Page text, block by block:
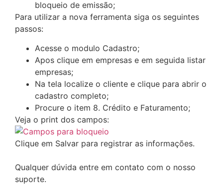
bloqueio de emissão;
Para utilizar a nova ferramenta siga os seguintes
passos:
Acesse o modulo Cadastro;
Apos clique em empresas e em seguida listar
empresas;
Na tela localize o cliente e clique para abrir o
cadastro completo;
Procure o item 8. Crédito e Faturamento;
Veja o print dos campos:
Clique em Salvar para registrar as informações.
Qualquer dúvida entre em contato com o nosso
suporte.